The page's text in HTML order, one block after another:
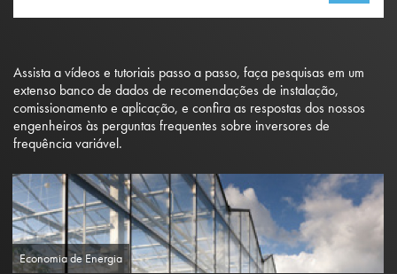
Assista a vídeos e tutoriais passo a passo, faça pesquisas em um
extenso banco de dados de recomendações de instalação,
comissionamento e aplicação, e confira as respostas dos nossos
engenheiros às perguntas frequentes sobre inversores de
frequência variável.
Economia de Energia